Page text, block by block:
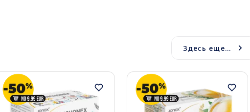
Здесь еще...